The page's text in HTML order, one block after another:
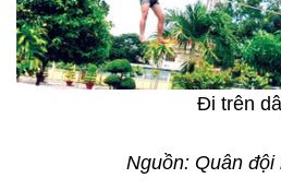
Đi trên
Nguồn: Quân đội